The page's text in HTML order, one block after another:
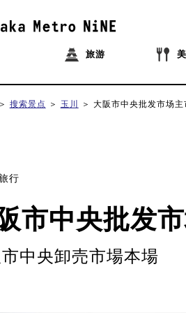
旅游
搜索景点 玉川 大阪市中央批发市场主
行
市中央批发
中央卸売市場本場